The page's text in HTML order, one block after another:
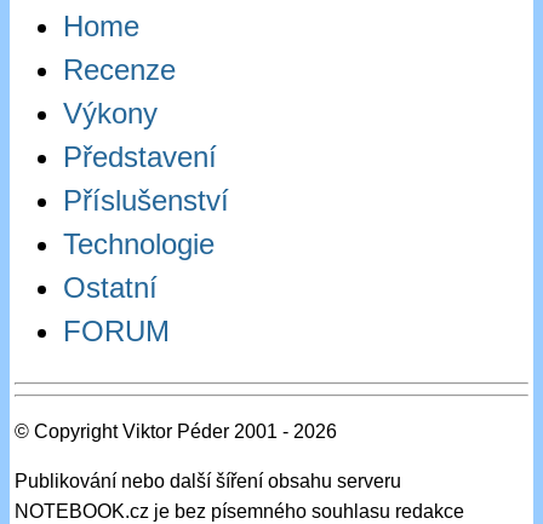
Home
Recenze
Výkony
Představení
Příslušenství
Technologie
Ostatní
FORUM
© Copyright Viktor Péder 2001 - 2026
Publikování nebo další šíření obsahu serveru
NOTEBOOK.cz je bez písemného souhlasu redakce